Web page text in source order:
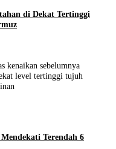
di Dekat Tertinggi
kenaikan sebelumnya
level tertinggi tujuh
Terendah 6